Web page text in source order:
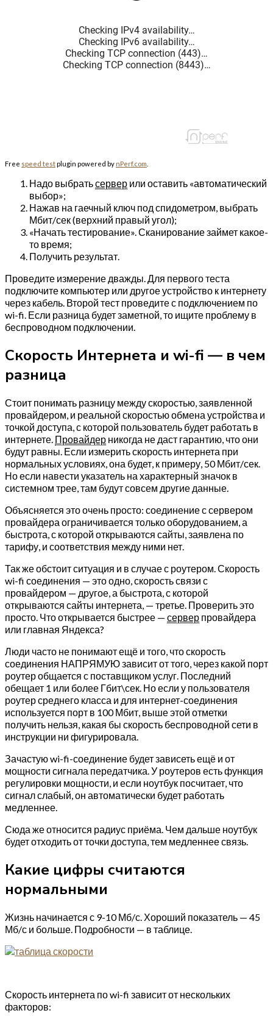
Free speed testplugin powered by nPerf.com
Надо выбратьсервер или оставить «автоматический
выбор»;
Нажав на гаечный ключ под спидометром, выбрать
Мбит/сек (верхний правый угол);
«Начать тестирование». Сканирование займет какое-
то время;
Получить результат.
Проведите измерение дважды. Для первого теста
подключите компьютер или другое устройство к интернету
через кабель. Второй тест проведите с подключением по
wi-fi. Если разница будет заметной, то ищите проблему в
беспроводном подключении.
Скорость Интернета и wi-fi — в чем
разница
Стоит понимать разницу между скоростью, заявленной
провайдером, и реальной скоростью обмена устройства и
точкой доступа, с которой пользователь будет работать в
интернете. Провайдер никогда не даст гарантию, что они
будут равны. Если измерить скорость интернета при
нормальных условиях, она будет, к примеру, 50 Мбит/сек.
Но если навести указатель на характерный значок в
системном трее, там будут совсем другие данные.
Объясняется это очень просто: соединение с сервером
провайдера ограничивается только оборудованием, а
быстрота, с которой открываются сайты, заявлена по
тарифу, и соответствия между ними нет.
Так же обстоит ситуация и в случае с роутером. Скорость
wi-fi соединения — это одно, скорость связи с
провайдером — другое, а быстрота, с которой
открываются сайты интернета, — третье. Проверить это
просто. Что открывается быстрее — сервер провайдера
или главная Яндекса?
Люди часто не понимают ещё и того, что скорость
соединения НАПРЯМУЮ зависит от того, через какой порт
роутер общается с поставщиком услуг. Последний
обещает 1 или более Гбит\сек. Но если у пользователя
роутер среднего класса и для интернет-соединения
используется порт в 100 Мбит, выше этой отметки
получить нельзя, какая бы скорость беспроводной сети в
инструкции ни фигурировала.
Зачастую wi-fi-соединение будет зависеть ещё и от
мощности сигнала передатчика. У роутеров есть функция
регулировки мощности, и если ноутбук посчитает, что
сигнал слабый, он автоматически будет работать
медленнее.
Сюда же относится радиус приёма. Чем дальше ноутбук
будет отходить от точки доступа, тем медленнее связь.
Какие цифры считаются
нормальными
Жизнь начинается с 9-10 Мб/с. Хороший показатель — 45
Мб/с и больше. Подробности — в таблице.
Скорость интернета по wi-fi зависит от нескольких
факторов: